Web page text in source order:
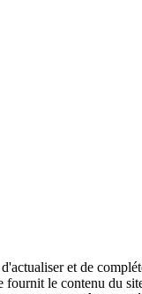
et de
le contenu du